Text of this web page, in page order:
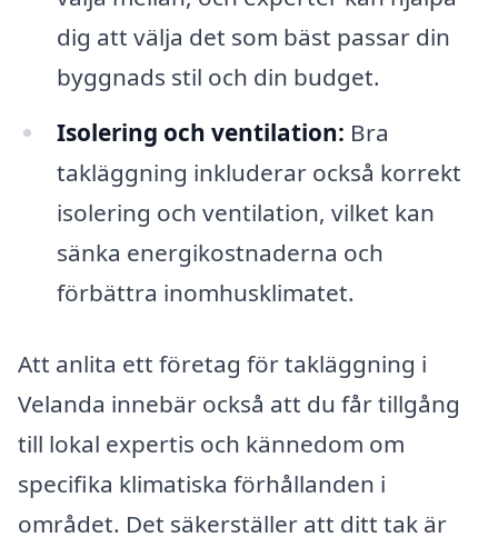
dig att välja det som bäst passar din
byggnads stil och din budget.
Isolering och ventilation: Bra
takläggning inkluderar också korrekt
isolering och ventilation, vilket kan
sänka energikostnaderna och
förbättra inomhusklimatet.
Att anlita ett företag för takläggning i
Velanda innebär också att du får tillgång
till lokal expertis och kännedom om
specifika klimatiska förhållanden i
området. Det säkerställer att ditt tak är